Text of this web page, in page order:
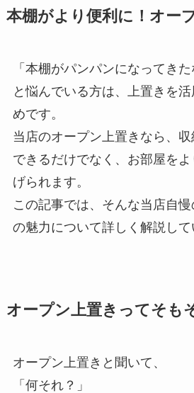
本棚がより便利に！オー
「本棚がパンパンになってきた
と悩んでいる方は、上置きを
めです。
当店のオープン上置きなら、
できるだけでなく、お部屋を
げられます。
この記事では、そんな当店自
の魅力について詳しく解説して
オープン上置きってそも
オープン上置きと聞いて、
「何それ？」